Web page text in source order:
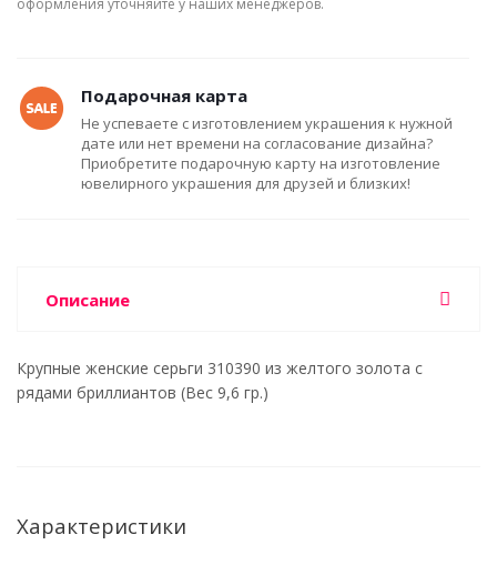
оформления уточняйте у наших менеджеров.
Подарочная карта
Не успеваете с изготовлением украшения к нужной
дате или нет времени на согласование дизайна?
Приобретите подарочную карту на изготовление
ювелирного украшения для друзей и близких!
Описание
Крупные женские серьги 310390 из желтого золота с
рядами бриллиантов (Вес 9,6 гр.)
Характеристики